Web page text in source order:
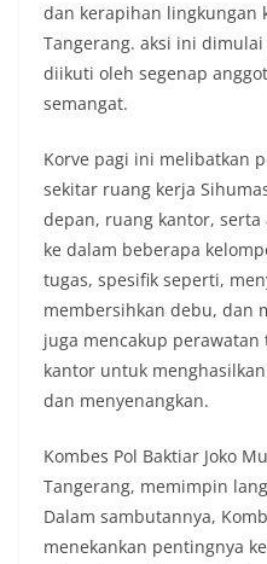
dan kerapihan lingkungan
Tangerang. aksi ini
diikuti oleh segenap
semangat.
Korve pagi ini melibatkan
sekitar ruang kerja
depan, ruang kantor,
ke dalam beberapa
tugas, spesifik seperti,
membersihkan debu, dan
juga mencakup
kantor untuk
dan menyenangkan.
Kombes Pol Baktiar Joko
Tangerang, memimpin
Dalam sambutannya,
menekankan pentingnya